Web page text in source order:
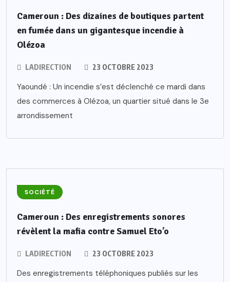
Cameroun : Des dizaines de boutiques partent
en fumée dans un gigantesque incendie à
Olézoa
LADIRECTION 23 OCTOBRE 2023
Yaoundé : Un incendie s’est déclenché ce mardi dans
des commerces à Olézoa, un quartier situé dans le 3e
arrondissement
SOCIÉTÉ
Cameroun : Des enregistrements sonores
révèlent la mafia contre Samuel Eto’o
LADIRECTION 23 OCTOBRE 2023
Des enregistrements téléphoniques publiés sur les